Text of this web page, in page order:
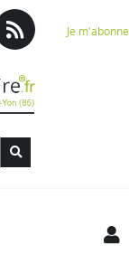
Je m'abonne